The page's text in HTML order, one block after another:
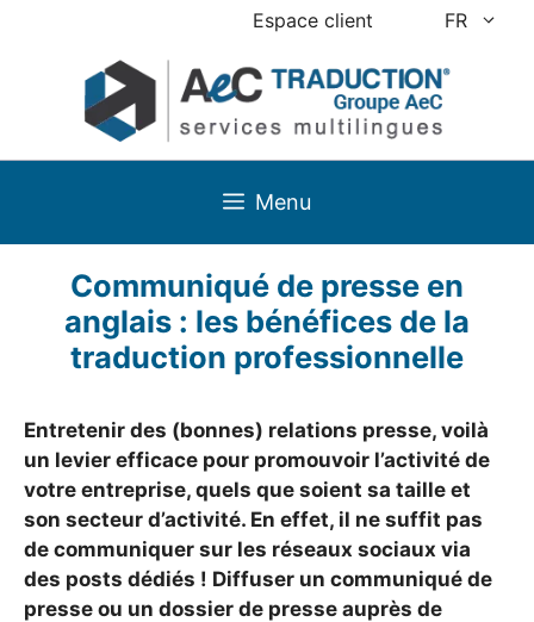
Espace client FR
Menu
Communiqué de presse en
anglais : les bénéfices de la
traduction professionnelle
Entretenir des (bonnes) relations presse, voilà
un levier efficace pour promouvoir l’activité de
votre entreprise, quels que soient sa taille et
son secteur d’activité. En effet, il ne suffit pas
de communiquer sur les réseaux sociaux via
des posts dédiés ! Diffuser un communiqué de
presse ou un dossier de presse auprès de